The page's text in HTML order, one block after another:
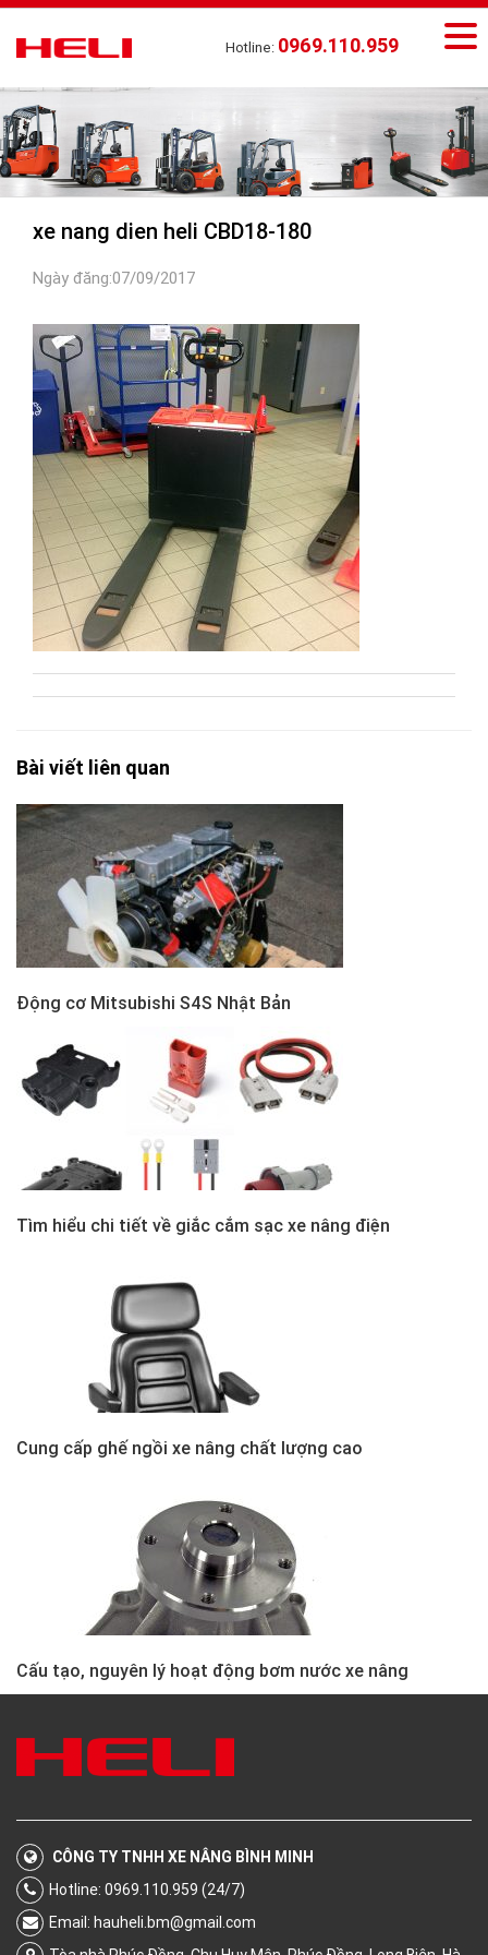
Hotline: 0969.110.959
xe nang dien heli CBD18-180
Ngày đăng:07/09/2017
Bài viết liên quan
Động cơ Mitsubishi S4S Nhật Bản
Tìm hiểu chi tiết về giắc cắm sạc xe nâng điện
Cung cấp ghế ngồi xe nâng chất lượng cao
Cấu tạo, nguyên lý hoạt động bơm nước xe nâng
CÔNG TY TNHH XE NÂNG BÌNH MINH
Hotline: 0969.110.959 (24/7)
Email: hauheli.bm@gmail.com